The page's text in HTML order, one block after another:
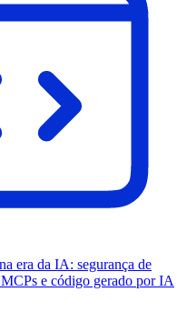
era da IA: segurança de
e código gerado por IA